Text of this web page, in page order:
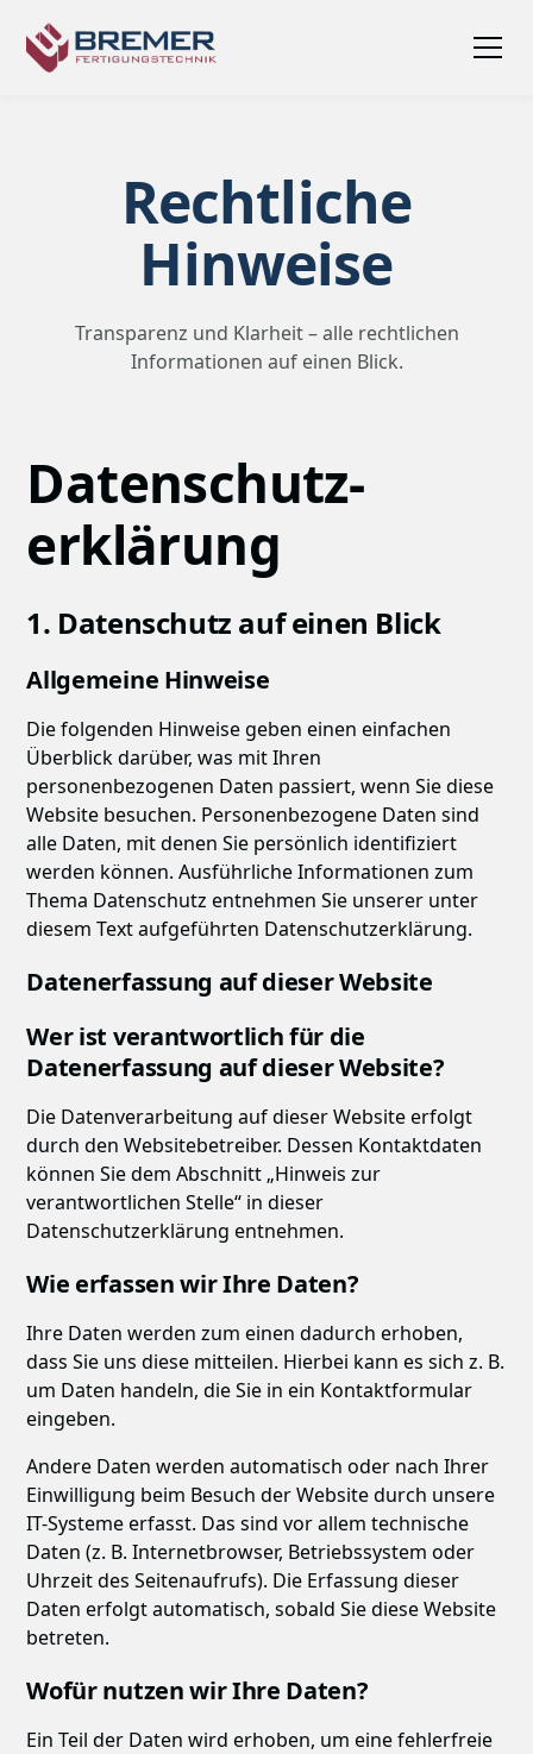
Rechtliche
Hinweise
Transparenz und Klarheit – alle rechtlichen
Informationen auf einen Blick.
Datenschutz­
erklärung
1. Datenschutz auf einen Blick
Allgemeine Hinweise
Die folgenden Hinweise geben einen einfachen
Überblick darüber, was mit Ihren
personenbezogenen Daten passiert, wenn Sie diese
Website besuchen. Personenbezogene Daten sind
alle Daten, mit denen Sie persönlich identifiziert
werden können. Ausführliche Informationen zum
Thema Datenschutz entnehmen Sie unserer unter
diesem Text aufgeführten Datenschutzerklärung.
Datenerfassung auf dieser Website
Wer ist verantwortlich für die
Datenerfassung auf dieser Website?
Die Datenverarbeitung auf dieser Website erfolgt
durch den Websitebetreiber. Dessen Kontaktdaten
können Sie dem Abschnitt „Hinweis zur
verantwortlichen Stelle“ in dieser
Datenschutzerklärung entnehmen.
Wie erfassen wir Ihre Daten?
Ihre Daten werden zum einen dadurch erhoben,
dass Sie uns diese mitteilen. Hierbei kann es sich z. B.
um Daten handeln, die Sie in ein Kontaktformular
eingeben.
Andere Daten werden automatisch oder nach Ihrer
Einwilligung beim Besuch der Website durch unsere
IT-Systeme erfasst. Das sind vor allem technische
Daten (z. B. Internetbrowser, Betriebssystem oder
Uhrzeit des Seitenaufrufs). Die Erfassung dieser
Daten erfolgt automatisch, sobald Sie diese Website
betreten.
Wofür nutzen wir Ihre Daten?
Ein Teil der Daten wird erhoben, um eine fehlerfreie